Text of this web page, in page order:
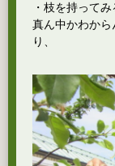
・枝を持って
真ん中かわか
り、